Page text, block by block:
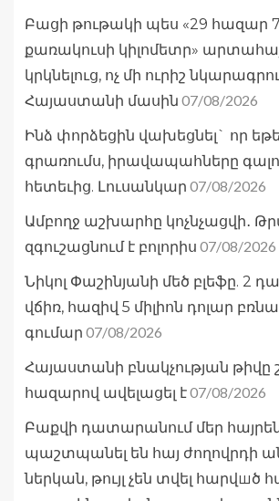
Բացի թութակի պես «29 հազար
քառակուսի կիլոմետր»
կրկնելուց, ոչ մի ուրիշ
Հայաստանի մասին 07/08/2026
Ինձ փորձեցին վախեցնել` որ եթե
գրառումս, իրավապահները
հետեւից. Լուսանկար 07/08/2026
Ամբողջ աշխարհը կոչնչացվի․
զգուշացնում է բոլորիս 07/08/2026
Նիկոլ Փաշինյանի մեծ բլեֆը. 2
վճիռ, հազիվ 5 միլիոն դոլար
գումար 07/08/2026
Հայաստանի բնակչության թիվը
հազարով ավելացել է07/08/2026
Բաքվի դատարանում մեր
պաշտպանել են հայ ժողովրդի
ներկան, թույլ չեն տվել հարվшծ